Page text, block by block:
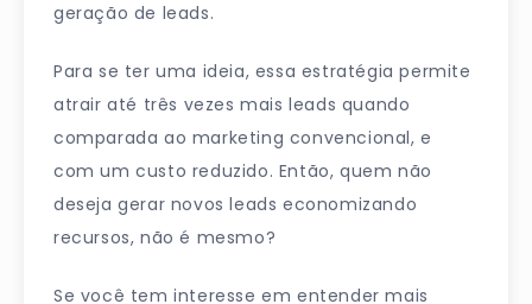
geração de leads.
Para se ter uma ideia, essa estratégia permite
atrair até três vezes mais leads quando
comparada ao marketing convencional, e
com um custo reduzido. Então, quem não
deseja gerar novos leads economizando
recursos, não é mesmo?
Se você tem interesse em entender mais